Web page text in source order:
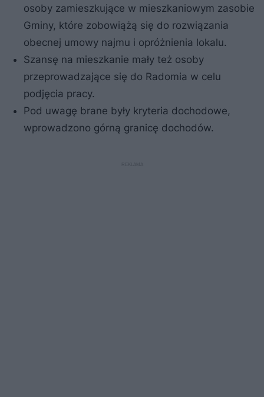
osoby zamieszkujące w mieszkaniowym zasobie
Gminy, które zobowiążą się do rozwiązania
obecnej umowy najmu i opróżnienia lokalu.
Szansę na mieszkanie mały też osoby
przeprowadzające się do Radomia w celu
podjęcia pracy.
Pod uwagę brane były kryteria dochodowe,
wprowadzono górną granicę dochodów.